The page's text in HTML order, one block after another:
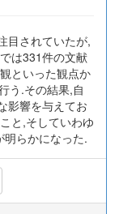
目されていたが,
は331件の文献
といった観点か
う.その結果,自
影響を与えてお
と,そしていわゆ
明らかになった.